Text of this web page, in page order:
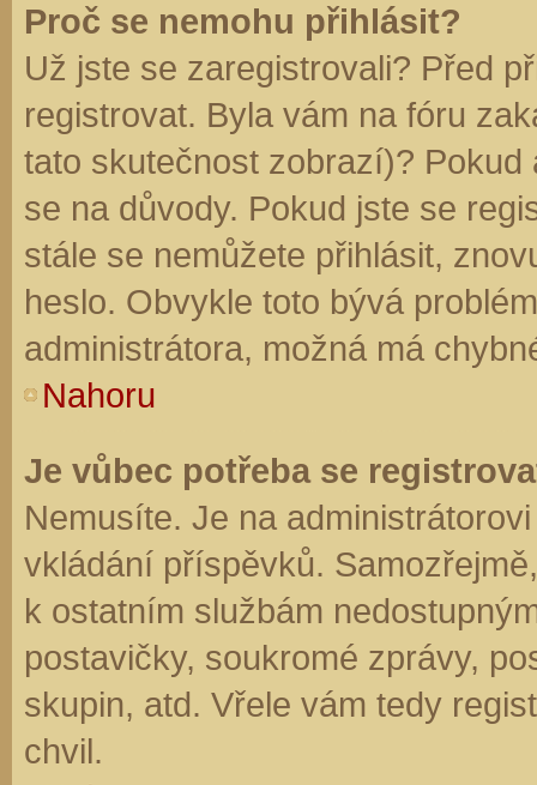
Proč se nemohu přihlásit?
Už jste se zaregistrovali? Před
registrovat. Byla vám na fóru
tato skutečnost zobrazí)?
se na důvody. Pokud jste se
stále se nemůžete přihlásit,
heslo. Obvykle toto bývá
administrátora, možná má
Nahoru
Je vůbec potřeba se
Nemusíte. Je na
vkládání příspěvků.
k ostatním službám
postavičky, soukromé zprávy,
skupin, atd. Vřele vám tedy
chvil.